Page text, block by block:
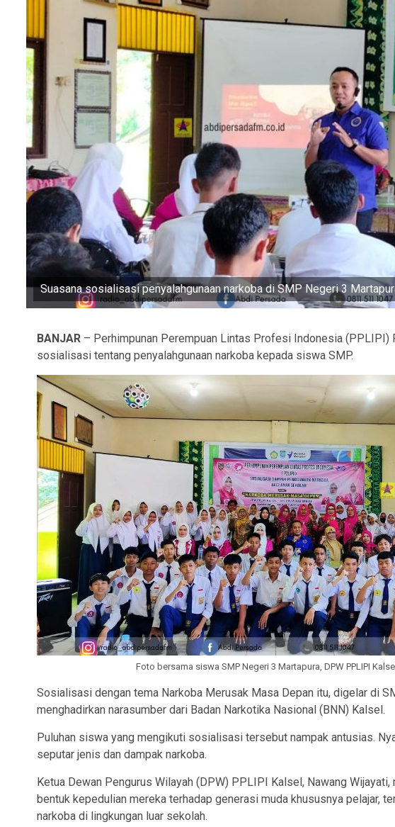
Suasana sosialisasi penyalahgunaan narkoba di SMP Negeri 3
BANJAR – Perhimpunan Perempuan Lintas Profesi Indonesia
sosialisasi tentang penyalahgunaan narkoba kepada siswa SMP.
Foto bersama siswa SMP Negeri 3 Martapura, DPW PPLIPI
Sosialisasi dengan tema Narkoba Merusak Masa Depan itu, digelar di
menghadirkan narasumber dari Badan Narkotika Nasional (BNN) Kalsel.
Puluhan siswa yang mengikuti sosialisasi tersebut nampak antusias.
seputar jenis dan dampak narkoba.
Ketua Dewan Pengurus Wilayah (DPW) PPLIPI Kalsel, Nawang
bentuk kepedulian mereka terhadap generasi muda khususnya pelajar,
narkoba di lingkungan luar sekolah.